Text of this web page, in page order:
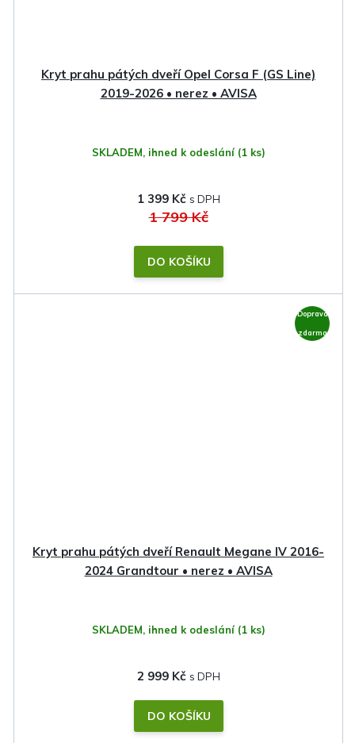
Kryt prahu pátých dveří Opel Corsa F (GS Line)
2019-2026 • nerez • AVISA
SKLADEM, ihned k odeslání (1 ks)
1 399 Kč
1 799 Kč
DO KOŠÍKU
Doprava
zdarma
Kryt prahu pátých dveří Renault Megane IV 2016-
2024 Grandtour • nerez • AVISA
SKLADEM, ihned k odeslání (1 ks)
2 999 Kč
DO KOŠÍKU